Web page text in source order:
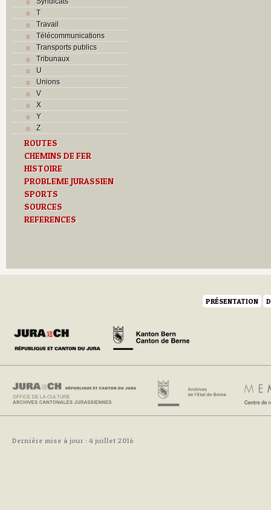
T
Travail
Télécommunications
Transports publics
Tribunaux
U
Unions
V
X
Y
Z
ROUTES
CHEMINS DE FER
HISTOIRE
PROBLEME JURASSIEN
SPORTS
SOURCES
REFERENCES
PRÉSENTATION
Dernière mise à jour : 4 juillet 2016